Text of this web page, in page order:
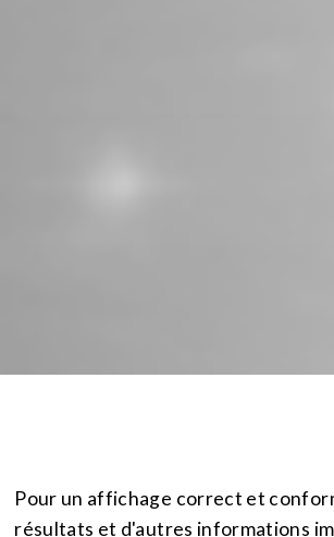
Pour un affichage correct et
résultats et d'autres informations